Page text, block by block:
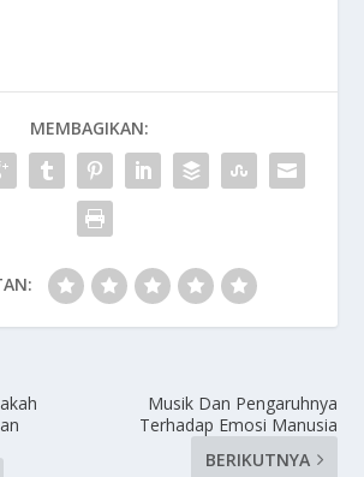
MEMBAGIKAN:
Musik Dan Pengaruhnya
Terhadap Emosi Manusia
BERIKUTNYA